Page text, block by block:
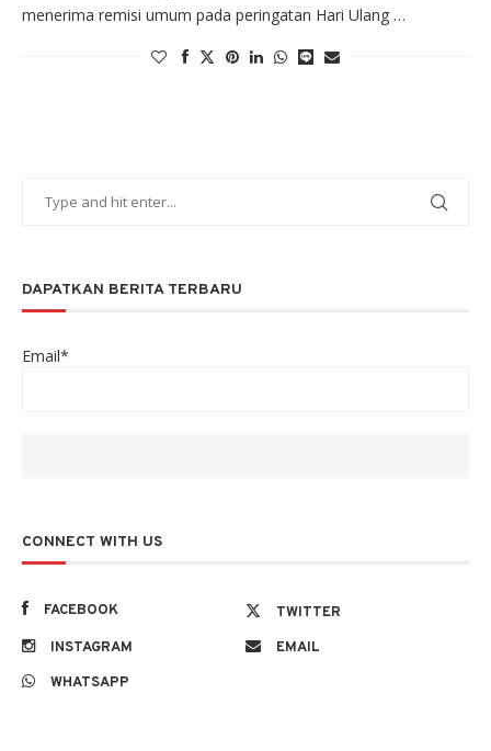
menerima remisi umum pada peringatan Hari Ulang …
DAPATKAN BERITA TERBARU
Email*
CONNECT WITH US
FACEBOOK
TWITTER
INSTAGRAM
EMAIL
WHATSAPP